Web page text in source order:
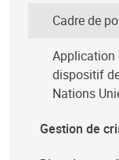
Cadre de
Application
dispositif
Nations
Gestion de